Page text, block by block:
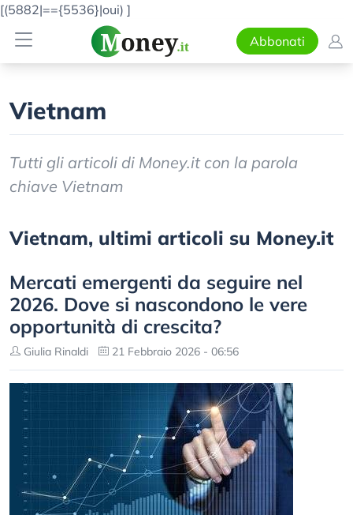
[(5882|=={5536}|oui) ]
Abbonati
Vietnam
Tutti gli articoli di Money.it con la parola
chiave Vietnam
Vietnam, ultimi articoli su Money.it
Mercati emergenti da seguire nel
2026. Dove si nascondono le vere
opportunità di crescita?
Giulia Rinaldi 21 Febbraio 2026 - 06:56